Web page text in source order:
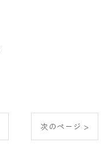
次のページ >